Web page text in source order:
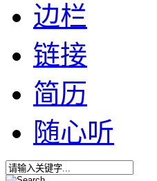
边栏
链接
简历
随心听